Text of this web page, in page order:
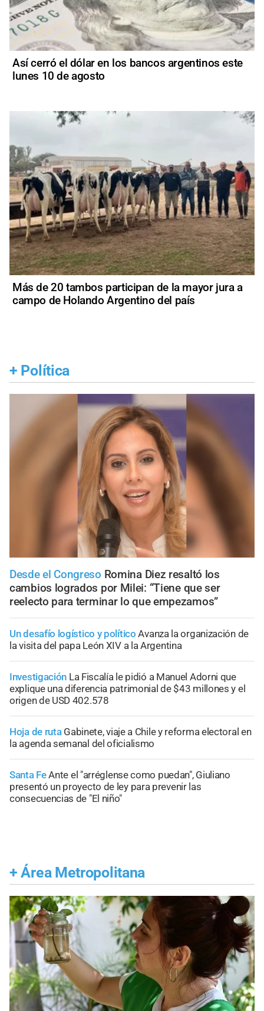
Así cerró el dólar en los bancos argentinos este
lunes 10 de agosto
Más de 20 tambos participan de la mayor jura a
campo de Holando Argentino del país
+ Política
Desde el Congreso Romina Diez resaltó los
cambios logrados por Milei: “Tiene que ser
reelecto para terminar lo que empezamos”
Un desafío logístico y político Avanza la organización de
la visita del papa León XIV a la Argentina
Investigación La Fiscalía le pidió a Manuel Adorni que
explique una diferencia patrimonial de $43 millones y el
origen de USD 402.578
Hoja de ruta Gabinete, viaje a Chile y reforma electoral en
la agenda semanal del oficialismo
Santa FeAnte el "arréglense como puedan", Giuliano
presentó un proyecto de ley para prevenir las
consecuencias de "El niño"
+ Área Metropolitana